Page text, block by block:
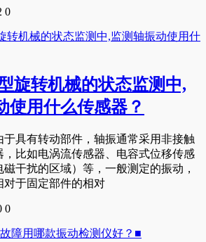
0
旋转机械的状态监测中,
使用什么传感器？
于具有转动部件，轴振通常采用非接触
，比如电涡流传感器、电容式位移传感
干扰的区域）等，一般测定的振动，
对于固定部件的相对
0